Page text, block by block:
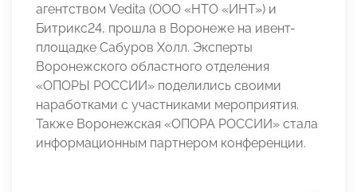
агентством Vedita (ООО «НТО «ИНТ») и
Битрикс24, прошла в Воронеже на ивент-
площадке Сабуров Холл. Эксперты
Воронежского областного отделения
«ОПОРЫ РОССИИ» поделились своими
наработками с участниками мероприятия.
Также Воронежская «ОПОРА РОССИИ» стала
информационным партнером конференции.